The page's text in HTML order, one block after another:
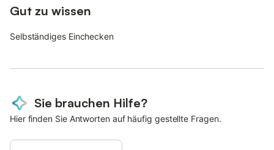
Gut zu wissen
Selbständiges Einchecken
Sie brauchen Hilfe?
Hier finden Sie Antworten auf häufig gestellte Fragen.